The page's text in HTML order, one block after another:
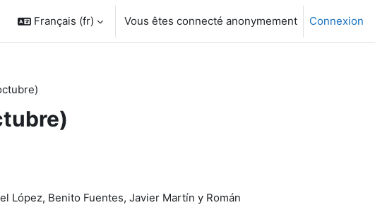
Français ‎(fr)‎ Vous êtes connecté anonymement Connexion
López, Benito Fuentes, Javier Martín y Román